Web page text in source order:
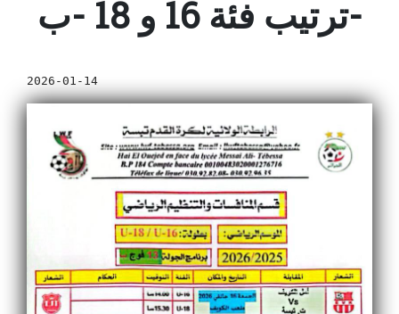
ترتيب فئة 16 و 18 -ب-
2026-01-14